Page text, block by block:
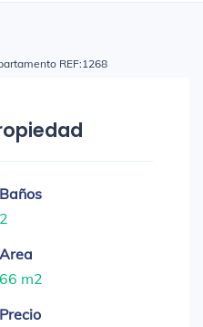
REF:1268
Baños
2
Area
66 m2
Precio